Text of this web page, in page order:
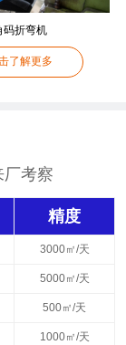
码折弯机
了解更多
厂考察
精度
3000㎡/天
5000㎡/天
500㎡/天
1000㎡/天